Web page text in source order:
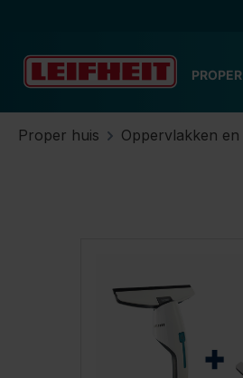
Proper huis Oppervlakken